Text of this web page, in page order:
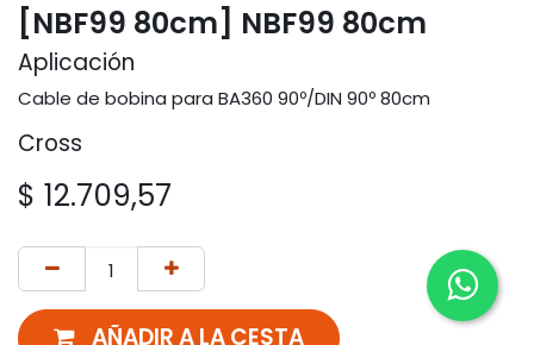
[NBF99 80cm] NBF99 80cm
Aplicación
Cable de bobina para BA360 90º/DIN 90º 80cm
Cross
$ 12.709,57
AÑADIR A LA CESTA